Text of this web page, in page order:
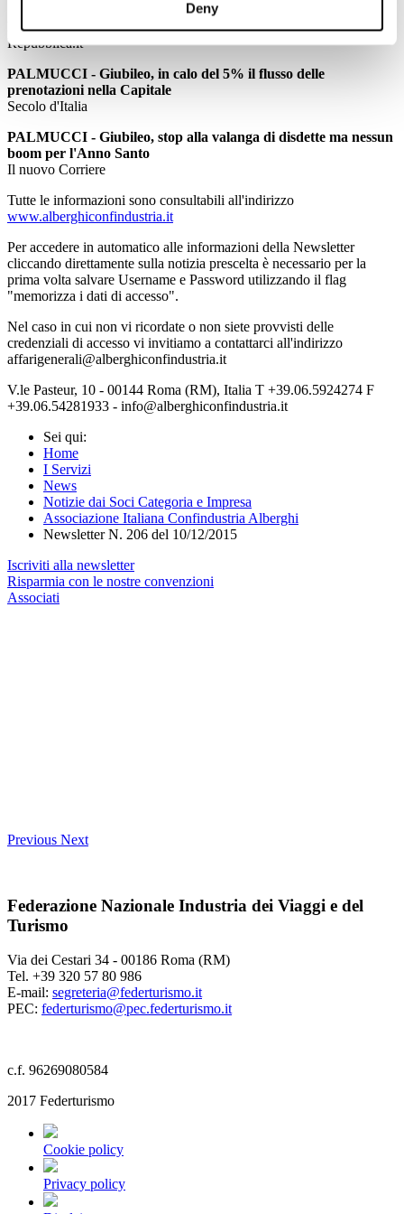
Deny
PALMUCCI - Giubileo, Roma e la paura attentati.
Repubblica.it
PALMUCCI - Giubileo, in calo del 5% il flusso delle
prenotazioni nella Capitale
Secolo d'Italia
PALMUCCI - Giubileo, stop alla valanga di disdette ma nessun
boom per l'Anno Santo
Il nuovo Corriere
Tutte le informazioni sono consultabili all'indirizzo
www.alberghiconfindustria.it
Per accedere in automatico alle informazioni della Newsletter
cliccando direttamente sulla notizia prescelta è necessario per la
prima volta salvare Username e Password utilizzando il flag
"memorizza i dati di accesso".
Nel caso in cui non vi ricordate o non siete provvisti delle
credenziali di accesso vi invitiamo a contattarci all'indirizzo
affarigenerali@alberghiconfindustria.it
V.le Pasteur, 10 - 00144 Roma (RM), Italia T +39.06.5924274 F
+39.06.54281933 - info@alberghiconfindustria.it
Sei qui:
Home
I Servizi
News
Notizie dai Soci Categoria e Impresa
Associazione Italiana Confindustria Alberghi
Newsletter N. 206 del 10/12/2015
Iscriviti alla newsletter
Risparmia con le nostre convenzioni
Associati
Previous Next
Federazione Nazionale Industria dei Viaggi e del
Turismo
Via dei Cestari 34 - 00186 Roma (RM)
Tel. +39 320 57 80 986
E-mail: segreteria@federturismo.it
PEC: federturismo@pec.federturismo.it
c.f. 96269080584
2017 Federturismo
Cookie policy
Privacy policy